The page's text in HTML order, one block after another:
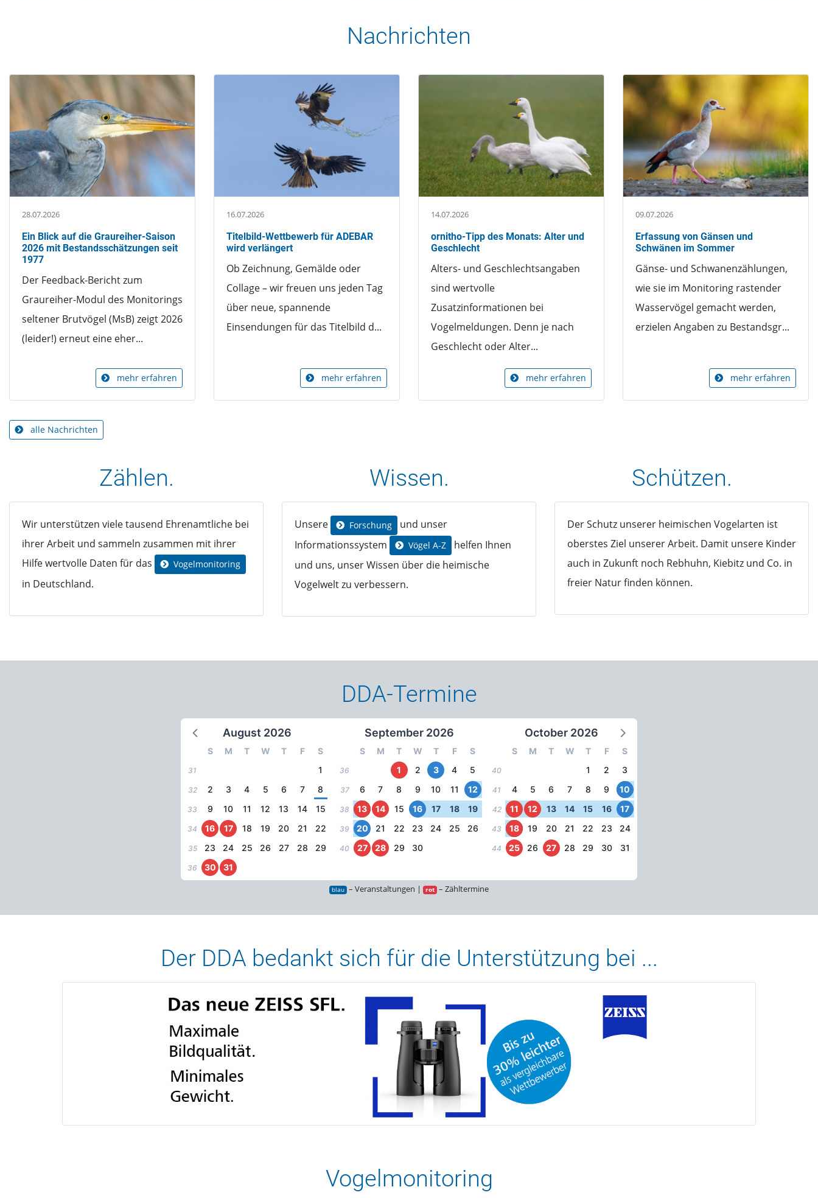
Nachrichten
28.07.2026
Ein Blick auf die Graureiher-Saison
2026 mit Bestandsschätzungen seit
1977
Der Feedback-Bericht zum
Graureiher-Modul des Monitorings
seltener Brutvögel (MsB) zeigt 2026
(leider!) erneut eine eher...
mehr erfahren
16.07.2026
Titelbild-Wettbewerb für ADEBAR
wird verlängert
Ob Zeichnung, Gemälde oder
Collage – wir freuen uns jeden Tag
über neue, spannende
Einsendungen für das Titelbild d...
mehr erfahren
14.07.2026
ornitho-Tipp des Monats: Alter und
Geschlecht
Alters- und Geschlechtsangaben
sind wertvolle
Zusatzinformationen bei
Vogelmeldungen. Denn je nach
Geschlecht oder Alter...
mehr erfahren
09.07.2026
Erfassung von Gänsen und
Schwänen im Sommer
Gänse- und Schwanenzählungen,
wie sie im Monitoring rastender
Wasservögel gemacht werden,
erzielen Angaben zu Bestandsgr...
mehr erfahren
alle Nachrichten
Zählen.
Wir unterstützen viele tausend Ehrenamtliche bei
ihrer Arbeit und sammeln zusammen mit ihrer
Hilfe wertvolle Daten für das
Vogelmonitoring
in Deutschland.
Wissen.
Unsere Forschung
und unser
Informationssystem
Vögel A-Z
helfen Ihnen
und uns, unser Wissen über die heimische
Vogelwelt zu verbessern.
Schützen.
Der Schutz unserer heimischen Vogelarten ist
oberstes Ziel unserer Arbeit. Damit unsere Kinder
auch in Zukunft noch Rebhuhn, Kiebitz und Co. in
freier Natur finden können.
DDA-Termine
August 2026
S M T W T F S
31 1
32 2 3 4 5 6 7 8
33 9 10 11 12 13 14 15
34 16 17 18 19 20 21 22
35 23 24 25 26 27 28 29
36 30 31
September 2026
S M T W T F S
36 1 2 3 4 5
37 6 7 8 9 10 11 12
38 13 14 15 16 17 18 19
39 20 21 22 23 24 25 26
40 27 28 29 30
October 2026
S M T W T F S
40 1 2 3
41 4 5 6 7 8 9 10
42 11 12 13 14 15 16 17
43 18 19 20 21 22 23 24
44 25 26 27 28 29 30 31
blau – Veranstaltungen | rot – Zähltermine
Der DDA bedankt sich für die Unterstützung bei ...
Vogelmonitoring